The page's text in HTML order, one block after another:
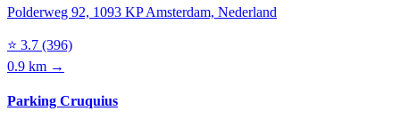
Polderweg 92, 1093 KP Amsterdam, Nederland
⭐ 3.7 (396)
0.9 km →
Parking Cruquius